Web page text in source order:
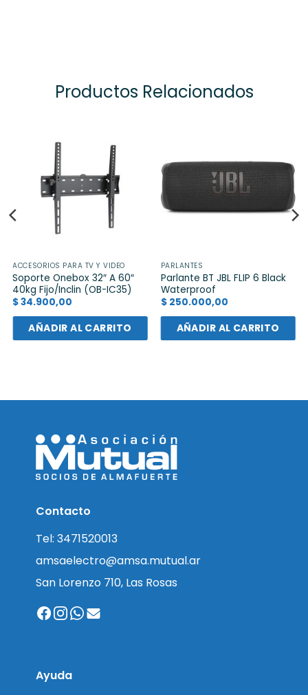
Productos Relacionados
ACCESORIOS PARA TV Y VIDEO
Soporte Onebox 32″ A 60″
40kg Fijo/Inclin (OB-IC35)
$34.900,00
AÑADIR AL CARRITO
PARLANTES
Parlante BT JBL FLIP 6 Black
Waterproof
$250.000,00
AÑADIR AL CARRITO
Contacto
Tel: 3471520013
amsaelectro@amsa.mutual.ar
San Lorenzo 710, Las Rosas
Ayuda